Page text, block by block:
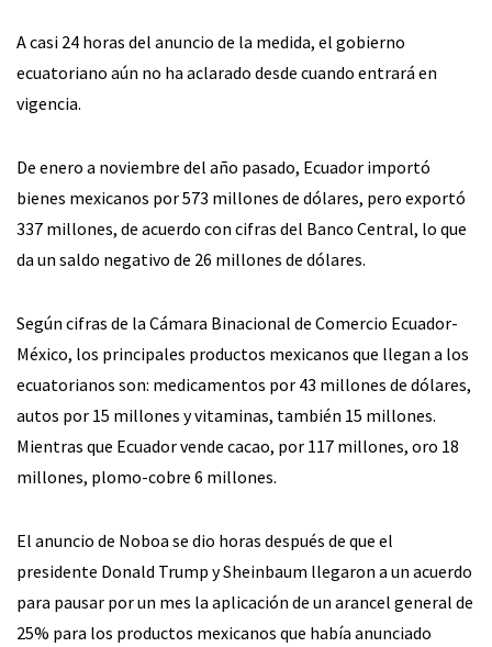
A casi 24 horas del anuncio de la medida, el gobierno
ecuatoriano aún no ha aclarado desde cuando entrará en
vigencia.
De enero a noviembre del año pasado, Ecuador importó
bienes mexicanos por 573 millones de dólares, pero exportó
337 millones, de acuerdo con cifras del Banco Central, lo que
da un saldo negativo de 26 millones de dólares.
Según cifras de la Cámara Binacional de Comercio Ecuador-
México, los principales productos mexicanos que llegan a los
ecuatorianos son: medicamentos por 43 millones de dólares,
autos por 15 millones y vitaminas, también 15 millones.
Mientras que Ecuador vende cacao, por 117 millones, oro 18
millones, plomo-cobre 6 millones.
El anuncio de Noboa se dio horas después de que el
presidente Donald Trump y Sheinbaum llegaron a un acuerdo
para pausar por un mes la aplicación de un arancel general de
25% para los productos mexicanos que había anunciado